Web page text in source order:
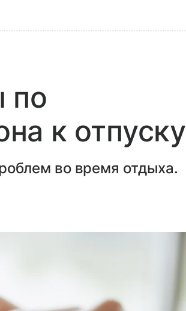
по
к отпуску
во время отдыха.